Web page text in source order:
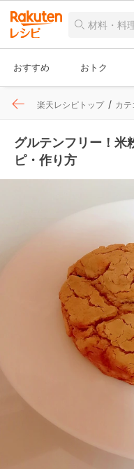
おすすめ おトク
楽天レシピトップ カテ
グルテンフリー！米
ピ・作り方